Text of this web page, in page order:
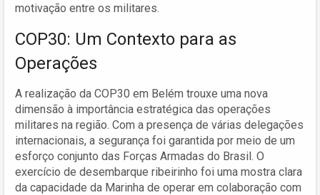
motivação entre os militares.
COP30: Um Contexto para as
Operações
A realização da COP30 em Belém trouxe uma nova
dimensão à importância estratégica das operações
militares na região. Com a presença de várias delegações
internacionais, a segurança foi garantida por meio de um
esforço conjunto das Forças Armadas do Brasil. O
exercício de desembarque ribeirinho foi uma mostra clara
da capacidade da Marinha de operar em colaboração com